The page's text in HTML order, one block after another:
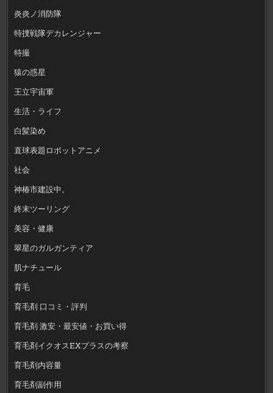
炎炎ノ消防隊
特捜戦隊デカレンジャー
特撮
猿の惑星
王立宇宙軍
生活・ライフ
白髪染め
直球表題ロボットアニメ
社会
神椿市建設中。
終末ツーリング
美容・健康
翠星のガルガンティア
肌ナチュール
育毛
育毛剤 口コミ・評判
育毛剤 激安・最安値・お買い得
育毛剤イクオスEXプラスの考察
育毛剤内容量
育毛剤副作用